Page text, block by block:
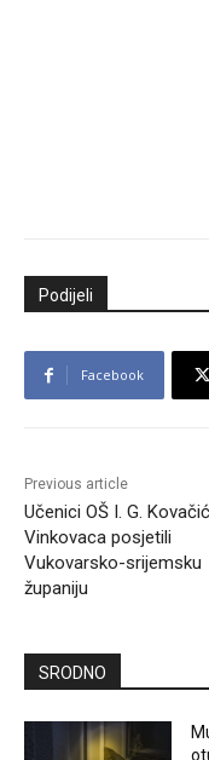
Podijeli
Facebook
Previous article
Učenici OŠ I. G.
Vinkovaca posjetili
Vukovarsko-srijemsku
županiju
SRODNO